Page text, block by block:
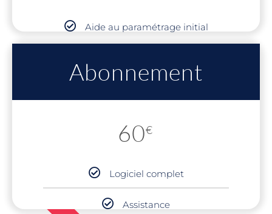
Aide au paramétrage initial
Abonnement
60€
Logiciel complet
Assistance